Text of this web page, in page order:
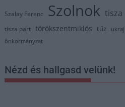
Szalay Ferenc Szolnok tisza
tisza part törökszentmiklós tűz
önkormányzat
Nézd és hallgasd velünk!